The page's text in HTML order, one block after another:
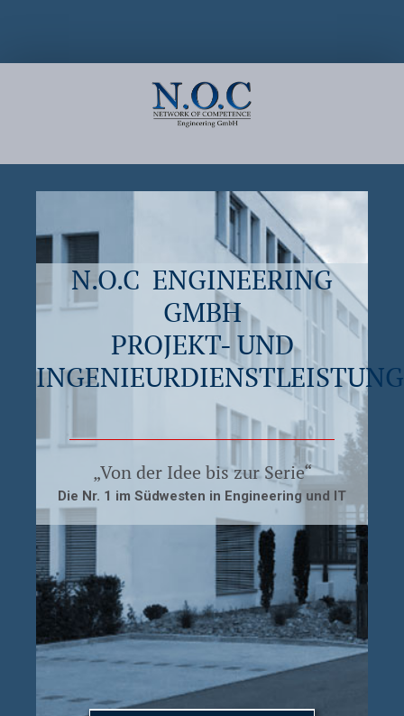
N.O.C ENGINEERING
GMBH
PROJEKT- UND
„Von der Idee bis zur Serie“
Die Nr. 1 im Südwesten in Engineering und IT